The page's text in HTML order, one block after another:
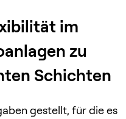
im
zu
Schichten
gestellt, für die es